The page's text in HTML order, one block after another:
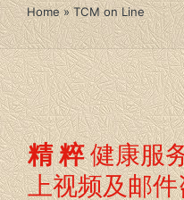
Home»TCM on Line
精 粹健康服
上视频及邮